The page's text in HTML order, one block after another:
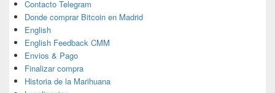
Contacto Telegram
Donde comprar Bitcoin en Madrid
English
English Feedback CMM
Envios & Pago
Finalizar compra
Historia de la Marihuana